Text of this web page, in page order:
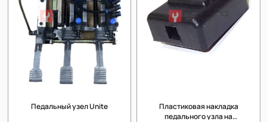
Педальный узел Unite
Пластиковая накладка
педального узла на